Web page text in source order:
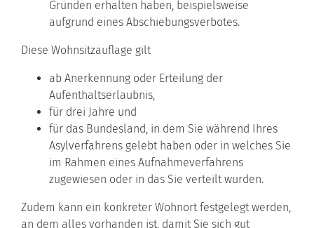
Gründen erhalten haben, beispielsweise
aufgrund eines Abschiebungsverbotes.
Diese Wohnsitzauflage gilt
ab Anerkennung oder Erteilung der
Aufenthaltserlaubnis,
für drei Jahre und
für das Bundesland, in dem Sie während Ihres
Asylverfahrens gelebt haben oder in welches Sie
im Rahmen eines Aufnahmeverfahrens
zugewiesen oder in das Sie verteilt wurden.
Zudem kann ein konkreter Wohnort festgelegt werden,
an dem alles vorhanden ist, damit Sie sich gut